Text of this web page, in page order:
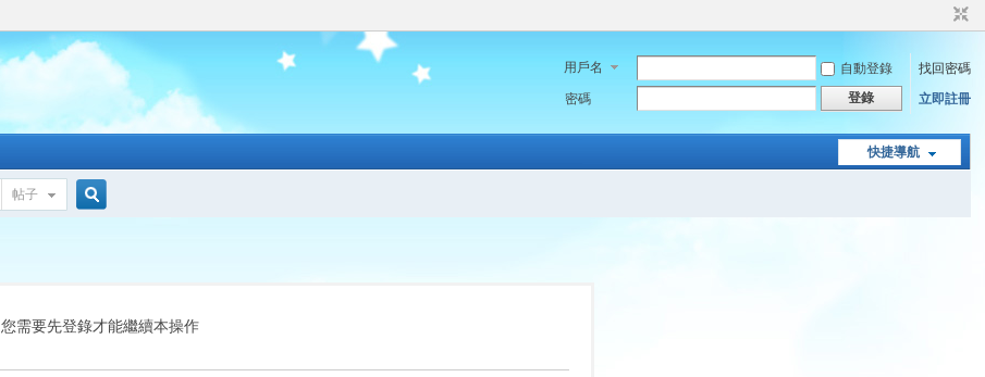
用戶名 自動登錄
找回密碼
密碼
登錄 立即註冊
快捷導航
帖子
索
您需要先登錄才能繼續本操作